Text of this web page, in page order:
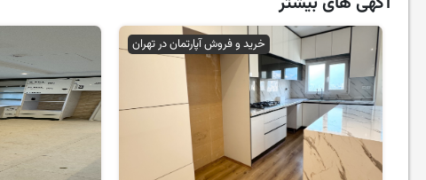
خرید و فروش آپارتمان در تهران